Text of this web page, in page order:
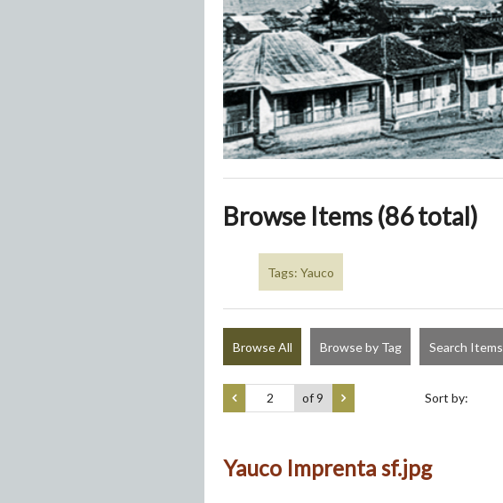
Browse Items (86 total)
Tags: Yauco
Browse All Browse by Tag Search Items
of 9 Sort by:
Yauco Imprenta sf.jpg